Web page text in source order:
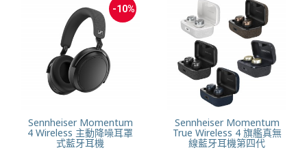
-10%
Sennheiser Momentum
4 Wireless 主動降噪耳罩
式藍牙耳機
Sennheiser Momentum
True Wireless 4 旗艦真無
線藍牙耳機第四代